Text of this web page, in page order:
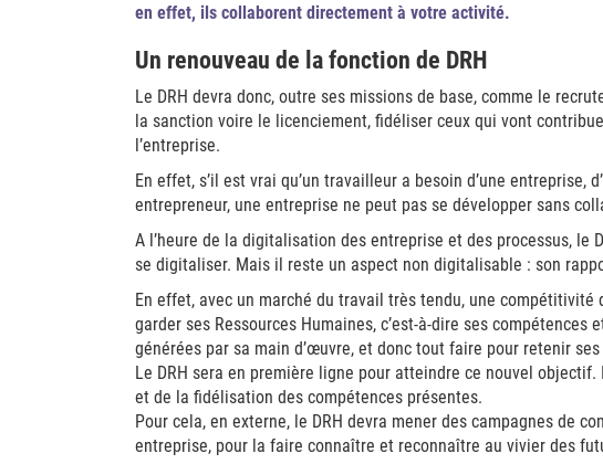
en effet, ils collaborent directement à votre activité.
Un renouveau de la fonction de DRH
Le DRH devra donc, outre ses missions de base, comme le
la sanction voire le licenciement, fidéliser ceux qui vont
l’entreprise.
En effet, s’il est vrai qu’un travailleur a besoin d’une entreprise,
entrepreneur, une entreprise ne peut pas se développer sans
A l’heure de la digitalisation des entreprise et des processus, le
se digitaliser. Mais il reste un aspect non digitalisable : son
En effet, avec un marché du travail très tendu, une compétitivité
garder ses Ressources Humaines, c’est-à-dire ses
générées par sa main d’œuvre, et donc tout faire pour retenir
Le DRH sera en première ligne pour atteindre ce nouvel
et de la fidélisation des compétences présentes.
Pour cela, en externe, le DRH devra mener des campagnes de
entreprise, pour la faire connaître et reconnaître au vivier des